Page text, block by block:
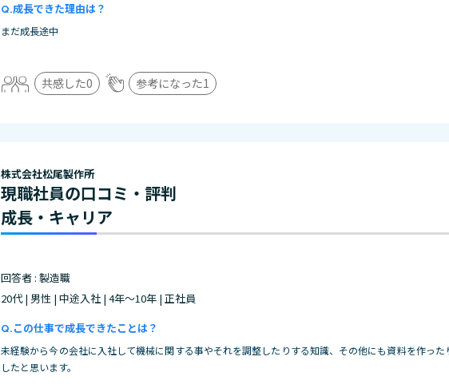
成長できた理由は？
まだ成長途中
共感した0 参考になった1
株式会社松尾製作所
現職社員の口コミ・評判
成長・キャリア
回答者 : 製造職
20代 | 男性 | 中途入社 | 4年～10年 | 正社員
この仕事で成長できたことは？
未経験から今の会社に入社して機械に関する事やそれを調整したりする知識、その他にも資料を作っ
したと思います。